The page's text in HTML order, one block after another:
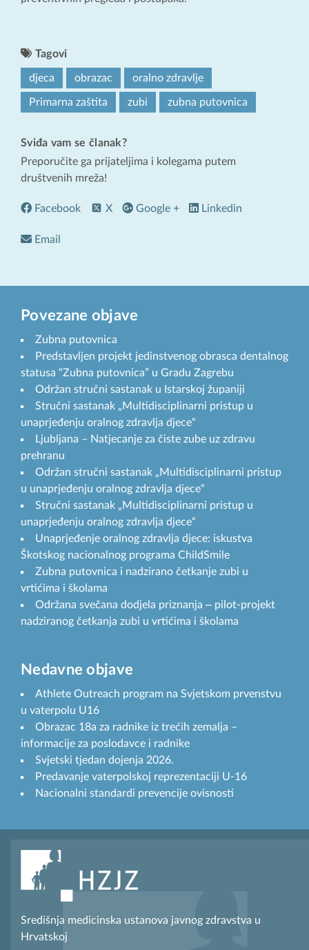
Tagovi
djeca obrazac oralno zdravlje
Primarna zaštita zubi zubna putovnica
Sviđa vam se članak?
Preporučite ga prijateljima i kolegama putem
društvenih mreža!
Facebook X Google + Linkedin
Email
Povezane objave
Zubna putovnica
Predstavljen projekt jedinstvenog obrasca dentalnog
statusa “Zubna putovnica” u Gradu Zagrebu
Održan stručni sastanak u Istarskoj županiji
Stručni sastanak „Multidisciplinarni pristup u
unaprjeđenju oralnog zdravlja djece“
Ljubljana – Natjecanje za čiste zube uz zdravu
prehranu
Održan stručni sastanak „Multidisciplinarni pristup
u unaprjeđenju oralnog zdravlja djece“
Stručni sastanak „Multidisciplinarni pristup u
unaprjeđenju oralnog zdravlja djece“
Unaprjeđenje oralnog zdravlja djece: iskustva
Škotskog nacionalnog programa ChildSmile
Zubna putovnica i nadzirano četkanje zubi u
vrtićima i školama
Održana svečana dodjela priznanja ‒ pilot-projekt
nadziranog četkanja zubi u vrtićima i školama
Nedavne objave
Athlete Outreach program na Svjetskom prvenstvu
u vaterpolu U16
Obrazac 18a za radnike iz trećih zemalja –
informacije za poslodavce i radnike
Svjetski tjedan dojenja 2026.
Predavanje vaterpolskoj reprezentaciji U-16
Nacionalni standardi prevencije ovisnosti
Središnja medicinska ustanova javnog zdravstva u
Hrvatskoj